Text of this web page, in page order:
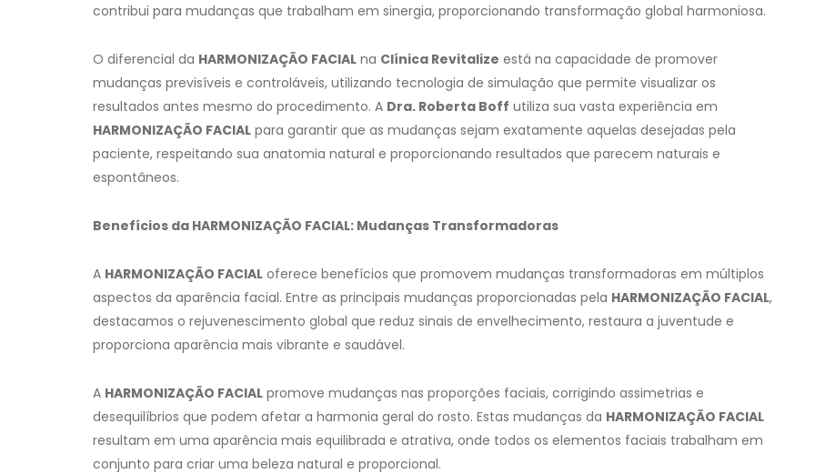
contribui para mudanças que trabalham em sinergia, proporcionando transformação global harmoniosa.
O diferencial da HARMONIZAÇÃO FACIAL na Clínica Revitalize está na capacidade de promover
mudanças previsíveis e controláveis, utilizando tecnologia de simulação que permite visualizar os
resultados antes mesmo do procedimento. A Dra. Roberta Boff utiliza sua vasta experiência em
HARMONIZAÇÃO FACIAL para garantir que as mudanças sejam exatamente aquelas desejadas pela
paciente, respeitando sua anatomia natural e proporcionando resultados que parecem naturais e
espontâneos.
Benefícios da HARMONIZAÇÃO FACIAL: Mudanças Transformadoras
A HARMONIZAÇÃO FACIAL oferece benefícios que promovem mudanças transformadoras em múltiplos
aspectos da aparência facial. Entre as principais mudanças proporcionadas pela HARMONIZAÇÃO FACIAL,
destacamos o rejuvenescimento global que reduz sinais de envelhecimento, restaura a juventude e
proporciona aparência mais vibrante e saudável.
A HARMONIZAÇÃO FACIAL promove mudanças nas proporções faciais, corrigindo assimetrias e
desequilíbrios que podem afetar a harmonia geral do rosto. Estas mudanças da HARMONIZAÇÃO FACIAL
resultam em uma aparência mais equilibrada e atrativa, onde todos os elementos faciais trabalham em
conjunto para criar uma beleza natural e proporcional.